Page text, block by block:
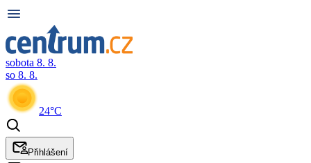
sobota 8. 8.
so 8. 8.
24°C
Přihlášení